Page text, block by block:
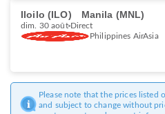
Iloilo (ILO) Manila (MNL)
dim. 30 août Direct
Philippines AirAsia
Please note that the prices listed
and subject to change without